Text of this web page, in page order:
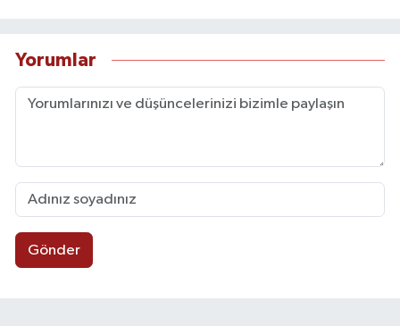
Yorumlar
Gönder